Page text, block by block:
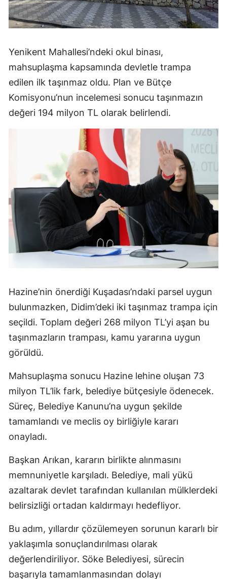
Yenikent Mahallesi’ndeki okul binası,
mahsuplaşma kapsamında devletle trampa
edilen ilk taşınmaz oldu. Plan ve Bütçe
Komisyonu’nun incelemesi sonucu taşınmazın
değeri 194 milyon TL olarak belirlendi.
Hazine’nin önerdiği Kuşadası’ndaki parsel uygun
bulunmazken, Didim’deki iki taşınmaz trampa için
seçildi. Toplam değeri 268 milyon TL’yi aşan bu
taşınmazların trampası, kamu yararına uygun
görüldü.
Mahsuplaşma sonucu Hazine lehine oluşan 73
milyon TL’lik fark, belediye bütçesiyle ödenecek.
Süreç, Belediye Kanunu’na uygun şekilde
tamamlandı ve meclis oy birliğiyle kararı
onayladı.
Başkan Arıkan, kararın birlikte alınmasını
memnuniyetle karşıladı. Belediye, mali yükü
azaltarak devlet tarafından kullanılan mülklerdeki
belirsizliği ortadan kaldırmayı hedefliyor.
Bu adım, yıllardır çözülemeyen sorunun kararlı bir
yaklaşımla sonuçlandırılması olarak
değerlendiriliyor. Söke Belediyesi, sürecin
başarıyla tamamlanmasından dolayı